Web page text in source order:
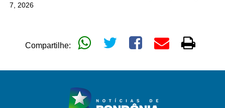
7, 2026
Compartilhe: